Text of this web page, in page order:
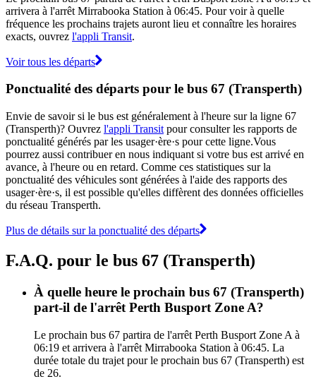
arrivera à l'arrêt Mirrabooka Station à 06:45. Pour voir à quelle
fréquence les prochains trajets auront lieu et connaître les horaires
exacts, ouvrez l'appli Transit.
Voir tous les départs
Ponctualité des départs pour le bus 67 (Transperth)
Envie de savoir si le bus est généralement à l'heure sur la ligne 67
(Transperth)? Ouvrez l'appli Transit pour consulter les rapports de
ponctualité générés par les usager·ère·s pour cette ligne.Vous
pourrez aussi contribuer en nous indiquant si votre bus est arrivé en
avance, à l'heure ou en retard. Comme ces statistiques sur la
ponctualité des véhicules sont générées à l'aide des rapports des
usager·ère·s, il est possible qu'elles diffèrent des données officielles
du réseau Transperth.
Plus de détails sur la ponctualité des départs
F.A.Q. pour le bus 67 (Transperth)
À quelle heure le prochain bus 67 (Transperth)
part-il de l'arrêt Perth Busport Zone A?
Le prochain bus 67 partira de l'arrêt Perth Busport Zone A à
06:19 et arrivera à l'arrêt Mirrabooka Station à 06:45. La
durée totale du trajet pour le prochain bus 67 (Transperth) est
de 26.